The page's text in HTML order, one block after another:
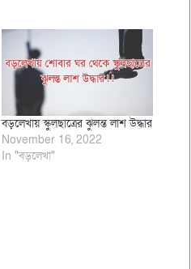
বড়লেখায় স্কুলছাত্রের ঝুলন্ত লাশ উদ্ধার
November 16, 2022
In "বড়লেখা"